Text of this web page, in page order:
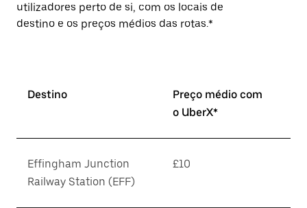
utilizadores perto de si, com os locais de
destino e os preços médios das rotas.*
Destino
Preço médio com
o UberX*
Effingham Junction
Railway Station (EFF)
£10